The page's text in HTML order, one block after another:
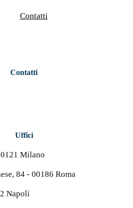
Contatti
Contatti
Uffici
Milano
84 - 00186 Roma
Napoli